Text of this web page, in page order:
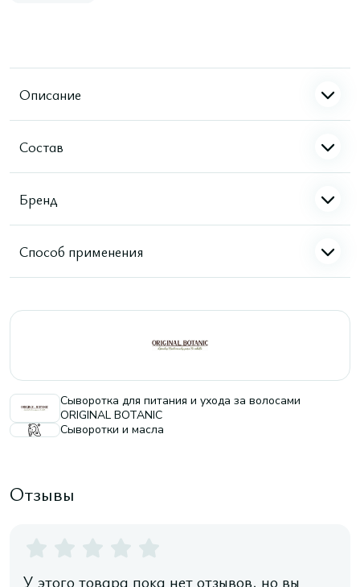
Описание
Состав
Бренд
Способ применения
Сыворотка для питания и ухода за волосами
ORIGINAL BOTANIC
Сыворотки и масла
Отзывы
У этого товара пока нет отзывов, но вы